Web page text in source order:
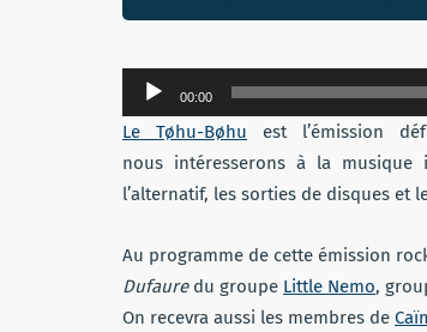
Lecteur
audio
00:00
Le Tøhu-Bøhu est l’émission
nous intéresserons à la musique
l’alternatif, les sorties de disques et
Au programme de cette émission
Dufauredu groupe Little Nemo,
On recevra aussi les membres de